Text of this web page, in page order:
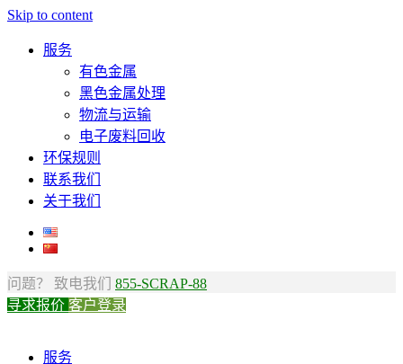
Skip to content
服务
有色金属
黑色金属处理
物流与运输
电子废料回收
环保规则
联系我们
关于我们
问题？ 致电我们
855-SCRAP-88
寻求报价 客户登录
服务